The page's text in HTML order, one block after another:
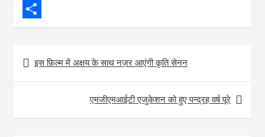
e
b
o
k
t
e
r
m
a
l
W
h
t
s
S
a
r
navigation
इस फ़िल्म में अक्षय के साथ नज़र आएंगी कृति सेनन
एमजीएमआईटी एजुकेशन को हुए पन्द्रह वर्ष पूरे